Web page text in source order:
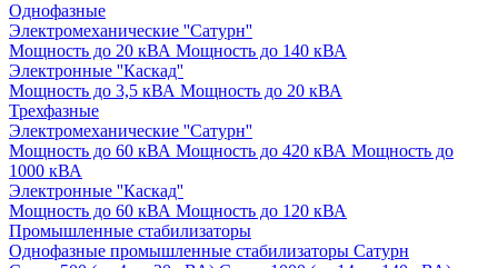
Однофазные
Электромеханические ''Сатурн''
Мощность до 20 кВА Мощность до 140 кВА
Электронные ''Каскад''
Мощность до 3,5 кВА Мощность до 20 кВА
Трехфазные
Электромеханические ''Сатурн''
Мощность до 60 кВА Мощность до 420 кВА Мощность до
1000 кВА
Электронные ''Каскад''
Мощность до 60 кВА Мощность до 120 кВА
Промышленные стабилизаторы
Однофазные промышленные стабилизаторы Сатурн